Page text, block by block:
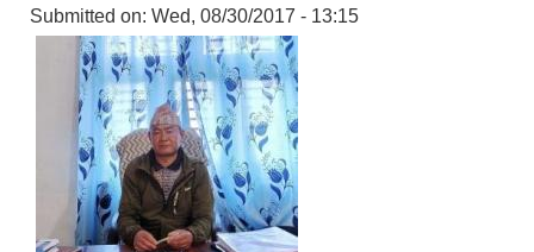
Submitted on: Wed, 08/30/2017 - 13:15